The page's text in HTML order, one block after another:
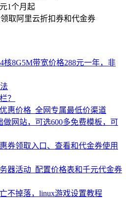
1个月起
取阿里云折扣券和代金券
核8G5M带宽价格288元一年，非
？
惠价格_全网专属最低价渠道
做网站，可选600多免费模板，可
券领取入口、查看和代金券使用
器活动_配置价格表和千元代金券
不掉落，linux游戏设置教程